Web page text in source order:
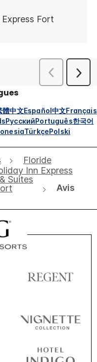
體中文Español中文Français
РусскийPortuguês한국어
TürkçePolski
Floride
Inn Express
Suites
Avis